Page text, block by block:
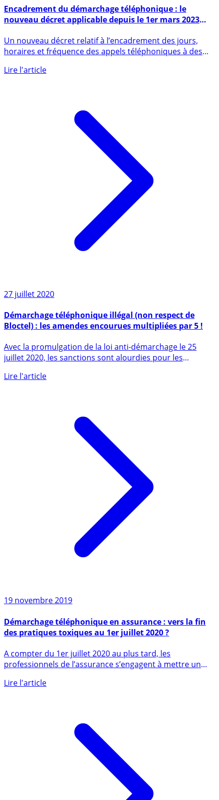
1er mars 2023
Encadrement du démarchage téléphonique : le
nouveau décret applicable depuis le 1er mars 2023
sera-t-il enfin efficace ?
horaires et fréquence des appels téléphoniques à des
27 juillet 2020
Bloctel) : les amendes encourues multipliées par 5 !
juillet 2020, les sanctions sont alourdies pour les
19 novembre 2019
des pratiques toxiques au 1er juillet 2020 ?
professionnels de l’assurance s’engagent à mettre un